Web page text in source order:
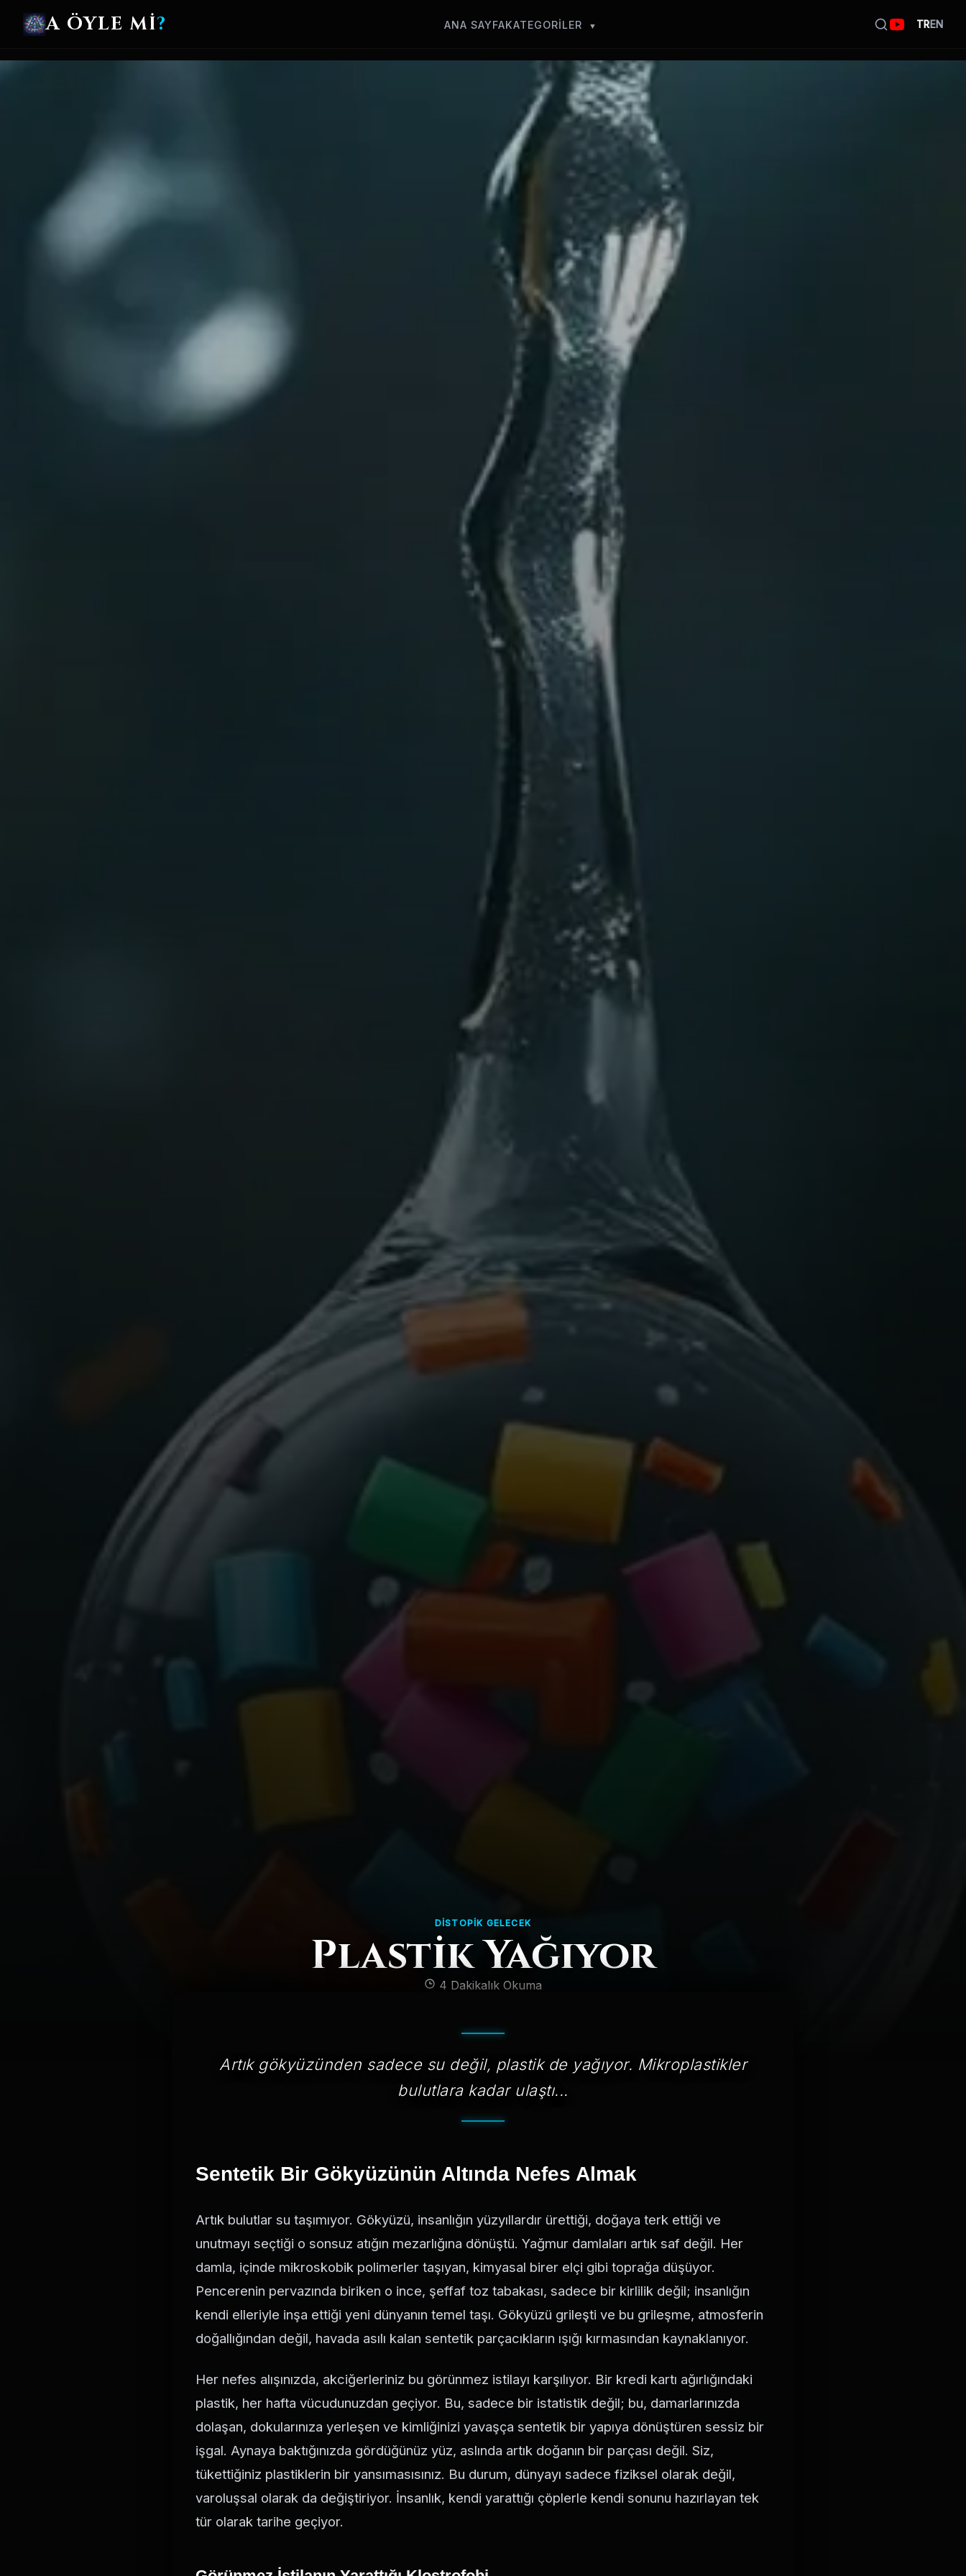
A ÖYLE Mİ? ANA SAYFAKATEGORİLER ▼ TREN
DISTOPIK GELECEK
Plastik Yağıyor
4 Dakikalık Okuma
Artık gökyüzünden sadece su değil, plastik de yağıyor. Mikroplastikler
bulutlara kadar ulaştı...
Sentetik Bir Gökyüzünün Altında Nefes Almak
Artık bulutlar su taşımıyor. Gökyüzü, insanlığın yüzyıllardır ürettiği, doğaya terk ettiği ve
unutmayı seçtiği o sonsuz atığın mezarlığına dönüştü. Yağmur damlaları artık saf değil. Her
damla, içinde mikroskobik polimerler taşıyan, kimyasal birer elçi gibi toprağa düşüyor.
Pencerenin pervazında biriken o ince, şeffaf toz tabakası, sadece bir kirlilik değil; insanlığın
kendi elleriyle inşa ettiği yeni dünyanın temel taşı. Gökyüzü grileşti ve bu grileşme, atmosferin
doğallığından değil, havada asılı kalan sentetik parçacıkların ışığı kırmasından kaynaklanıyor.
Her nefes alışınızda, akciğerleriniz bu görünmez istilayı karşılıyor. Bir kredi kartı ağırlığındaki
plastik, her hafta vücudunuzdan geçiyor. Bu, sadece bir istatistik değil; bu, damarlarınızda
dolaşan, dokularınıza yerleşen ve kimliğinizi yavaşça sentetik bir yapıya dönüştüren sessiz bir
işgal. Aynaya baktığınızda gördüğünüz yüz, aslında artık doğanın bir parçası değil. Siz,
tükettiğiniz plastiklerin bir yansımasısınız. Bu durum, dünyayı sadece fiziksel olarak değil,
varoluşsal olarak da değiştiriyor. İnsanlık, kendi yarattığı çöplerle kendi sonunu hazırlayan tek
tür olarak tarihe geçiyor.